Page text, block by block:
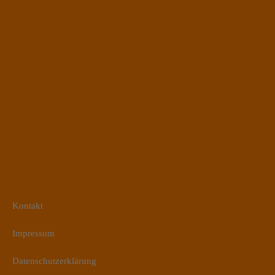
Kontakt
Impressum
Datenschutzerklärung